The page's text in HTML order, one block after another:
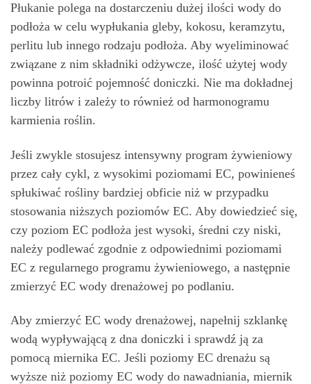
Płukanie polega na dostarczeniu dużej ilości wody do
podłoża w celu wypłukania gleby, kokosu, keramzytu,
perlitu lub innego rodzaju podłoża. Aby wyeliminować
związane z nim składniki odżywcze, ilość użytej wody
powinna potroić pojemność doniczki. Nie ma dokładnej
liczby litrów i zależy to również od harmonogramu
karmienia roślin.
Jeśli zwykle stosujesz intensywny program żywieniowy
przez cały cykl, z wysokimi poziomami EC, powinieneś
spłukiwać rośliny bardziej obficie niż w przypadku
stosowania niższych poziomów EC. Aby dowiedzieć się,
czy poziom EC podłoża jest wysoki, średni czy niski,
należy podlewać zgodnie z odpowiednimi poziomami
EC z regularnego programu żywieniowego, a następnie
zmierzyć EC wody drenażowej po podlaniu.
Aby zmierzyć EC wody drenażowej, napełnij szklankę
wodą wypływającą z dna doniczki i sprawdź ją za
pomocą miernika EC. Jeśli poziomy EC drenażu są
wyższe niż poziomy EC wody do nawadniania, miernik